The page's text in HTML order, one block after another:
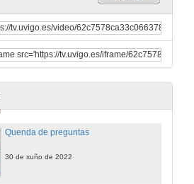
Importancia da Estratexia Europea de Recursos Humanos en Investigación (HRS4R)
Conferencia
30 de xuño de 2022
Boas prácticas en comunicación do selo HRS4R
Quenda de preguntas
30 de xuño de 2022